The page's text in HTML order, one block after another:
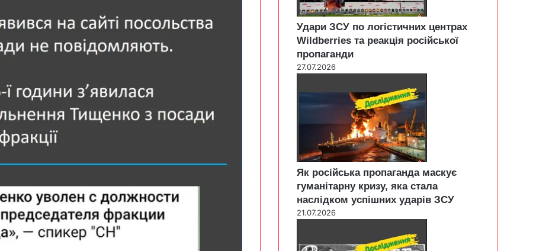
Удари ЗСУ по логістичних центрах
Wildberries та реакція російської
пропаганди
27.07.2026
Як російська пропаганда маскує
гуманітарну кризу, яка стала
наслідком успішних ударів ЗСУ
21.07.2026